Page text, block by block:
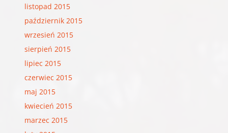
listopad 2015
październik 2015
wrzesień 2015
sierpień 2015
lipiec 2015
czerwiec 2015
maj 2015
kwiecień 2015
marzec 2015